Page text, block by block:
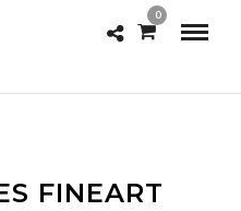
0
FINEART